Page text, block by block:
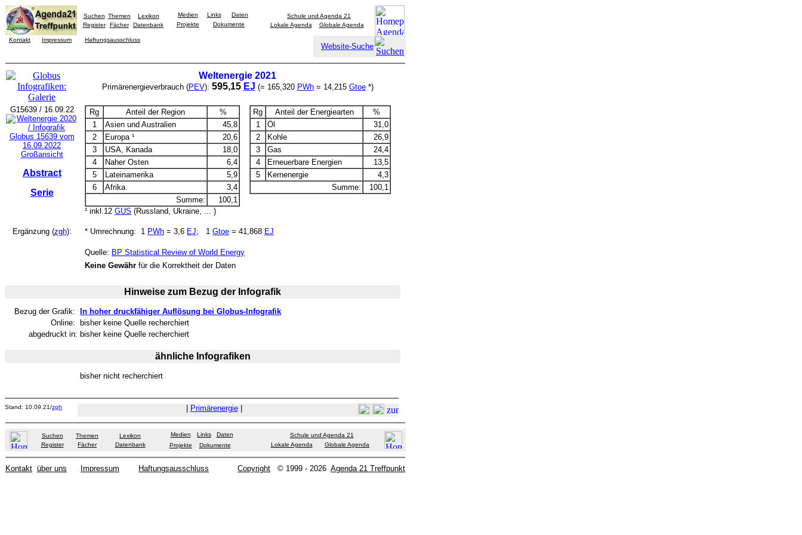
Suchen Themen
Lexikon
Register
Fächer Datenbank
Medien Links
Daten
Projekte
Dokumente
Schule und Agenda 21
Lokale Agenda
Globale Agenda
Kontakt Impressum Haftungsausschluss
Website-Suche
Weltenergie 2021
Primärenergieverbrauch (PEV): 595,15 EJ (= 165,320 PWh= 14,215 Gtoe*)
G15639 / 16.09.22
Großansicht
Abstract
Serie
Rg Anteil der Region
%
1
Asien und Australien
45,8
2
Europa ¹
20,6
3
USA, Kanada
18,0
4
Naher Osten
6,4
5
Lateinamerika
5,9
6
Afrika
3,4
Summe:
100,1
¹ inkl.12 GUS (Russland, Ukraine, ... )
Rg Anteil der Energiearten
%
1
Öl
31,0
2
Kohle
26,9
3
Gas
24,4
4
Erneuerbare Energien
13,5
5
Kernenergie
4,3
Summe:
100,1
Ergänzung (zgh): * Umrechnung: 1 PWh = 3,6 EJ; 1 Gtoe = 41,868 EJ
Quelle: BP Statistical Review of World Energy
Keine Gewähr für die Korrektheit der Daten
Hinweise zum Bezug der Infografik
Bezug der Grafik:
In hoher druckfähiger Auflösung bei Globus-Infografik
Online:
bisher keine Quelle recherchiert
abgedruckt in: bisher keine Quelle recherchiert
ähnliche Infografiken
bisher nicht recherchiert
Stand: 10.09.21/zgh Primärenergie|
Suchen Themen
Lexikon
Register
Fächer Datenbank
Medien Links
Daten
Projekte
Dokumente
Schule und Agenda 21
Lokale Agenda
Globale Agenda
Kontakt über uns Impressum Haftungsausschluss Copyright © 1999 - 2026 Agenda 21 Treffpunkt